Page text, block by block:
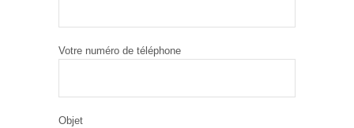
Votre numéro de téléphone
Objet